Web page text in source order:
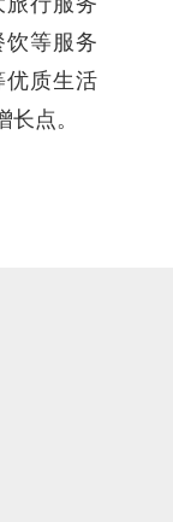
等服务
优质生活
点。